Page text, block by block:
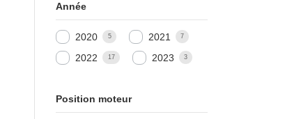
Année
2020 5 2021 7
2022 17 2023 3
Position moteur